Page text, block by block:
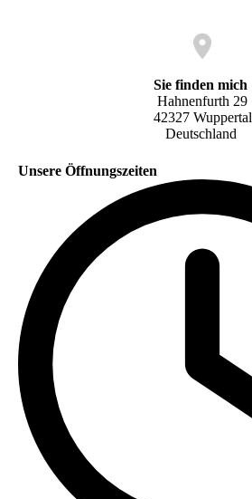
Sie finden mich
Hahnenfurth 29
42327 Wuppertal
Deutschland
Unsere Öffnungszeiten